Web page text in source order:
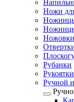
Ножи
Ножовки
Рубанки
Ручной